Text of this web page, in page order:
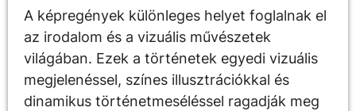
A képregények különleges helyet foglalnak el
az irodalom és a vizuális művészetek
világában. Ezek a történetek egyedi vizuális
megjelenéssel, színes illusztrációkkal és
dinamikus történetmeséléssel ragadják meg